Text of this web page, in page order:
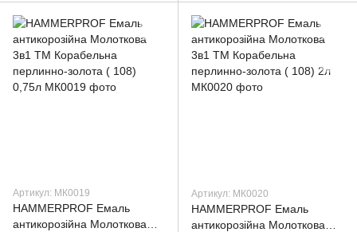
Артикул: МК0019
HAMMERPROF Емаль
антикорозійна Молоткова
Артикул: МК0020
HAMMERPROF Емаль
антикорозійна Молоткова